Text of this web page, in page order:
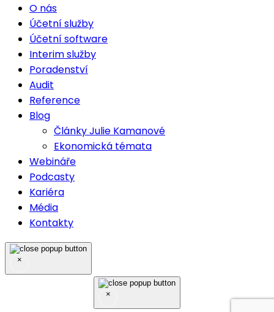
O nás
Účetní služby
Účetní software
Interim služby
Poradenství
Audit
Reference
Blog
Články Julie Kamanové
Ekonomická témata
Webináře
Podcasty
Kariéra
Média
Kontakty
×
×